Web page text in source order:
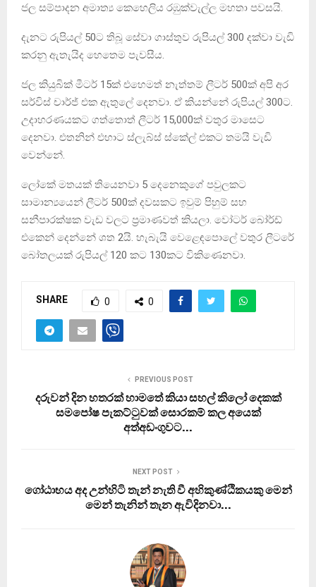
ජල සම්පාදන අමාත්‍ය කෙහෙලිය රඹුක්වැල්ල මහතා පවසයි.
දැනට රුපියල් 50ට තිබූ සේවා ගාස්තුව රුපියල් 300 දක්වා වැඩි
කරනු ඇතැයිද හෙතෙම පැවසීය.
ජල කියුබික් මීටර් 15ක් එහෙමත් නැත්තම් ලීටර් 500ක් අපි අර
සර්විස් චාර්ජ් එක ඇතුලේ දෙනවා. ඒ කියන්නේ රුපියල් 300ට.
උදාහරණයකට ගත්තොත් ලීටර් 15,000ක් වතුර මාසෙට
දෙනවා. එතනින් එහාට ස්ලැබ්ස් ස්කේල් එකට තමයි වැඩි
වෙන්නේ.
ලෝකේ මතයක් තියෙනවා 5 දෙනෙකුගේ පවුලකට
සාමාන්‍යයෙන් ලීටර් 500ක් දවසකට ඉවුම් පිහුම් සහ
සනීපාරක්ෂක වැඩ වලට ප්‍රමාණවත් කියලා. වෝටර් බෝර්ඩ්
එකෙන් දෙන්නේ ශත 2යි. හැබැයි වෙළෙඳපොලේ වතුර ලීටරේ
බෝතලයක් රුපියල් 120 කට 130කට විකිණෙනවා.
SHARE 0 0
PREVIOUS POST
දරුවන් දින හතරක් හාමතේ කියා සහල් කිලෝ දෙකක්
සමපෝෂ පැකට්ටුවක් සොරකම් කල අයෙක්
අත්අඩංගුවට…
NEXT POST
ගෝඨාභය අද උන්හිටි තැන් නැති වී අහිකුණ්ඨිකයකු මෙන්
මෙන් තැනින් තැන ඇවිදිනවා…